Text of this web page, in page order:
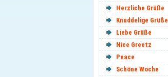
Herzliche Grüße
Knuddelige Grüße
Liebe Grüße
Nice Greetz
Peace
Schöne Woche